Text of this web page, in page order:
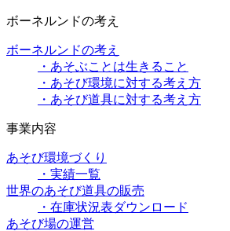
ボーネルンドの考え
ボーネルンドの考え
・あそぶことは生きること
・あそび環境に対する考え方
・あそび道具に対する考え方
事業内容
あそび環境づくり
・実績一覧
世界のあそび道具の販売
・在庫状況表ダウンロード
あそび場の運営